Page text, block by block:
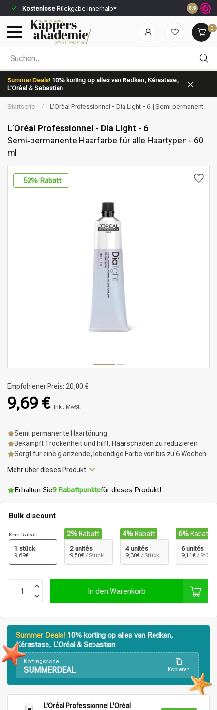
Kostenlose Rückgabe innerhalb* Vor 23:59
8.9
0
Summer Deals! 10% korting op alles van Redken, Kérastase,
L’Oréal & Sebastian
Nach welcher Kategorie suchst du?
Startseite /
L’Oréal Professionnel - Dia Light - 6 | Semi‑permanente
L’Oréal Professionnel - Dia Light - 6
Semi‑permanente Haarfarbe für alle Haartypen - 60
ml
52% Rabatt
Empfohlener Preis: 20,00 €
9,69 € Inkl. MwSt.
Semi‑permanente Haartönung
Bekämpft Trockenheit und hilft, Haarschäden zu reduzieren
Sorgt für eine glänzende, lebendige Farbe von bis zu 6 Wochen
Mehr über dieses Produkt.
Erhalten Sie9 Rabattpunktefür dieses Produkt!
Bulk discount
Kein Rabatt
1 stück
9,69€
2% Rabatt
2 unités
9,50€ / Stück
4% Rabatt
4 unités
9,30€ / Stück
6% Rabatt
6 unités
9,11€ / Stück
In den Warenkorb
Summer Deals! 10% korting op alles van Redken,
Kérastase, L’Oréal & Sebastian
Kortingscode
SUMMERDEAL Kopieren
L'Oréal Professionnel L'Oréal